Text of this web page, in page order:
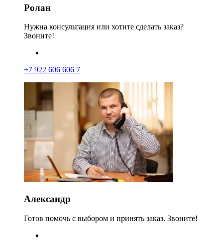
Ролан
Нужна консультация или хотите сделать заказ?
Звоните!
+7 922 606 606 7
Александр
Готов помочь с выбором и принять заказ. Звоните!